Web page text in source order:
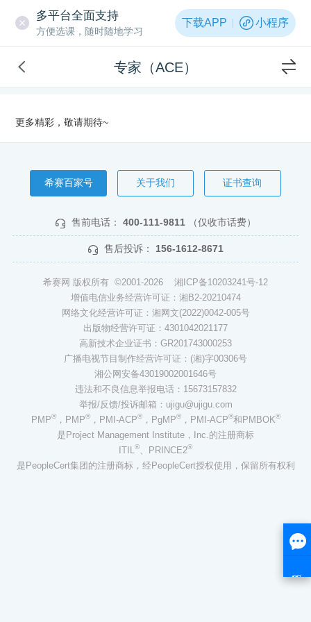
多平台全面支持
方便选课，随时随地学习
下载APP 小程序
专家（ACE）
更多精彩，敬请期待~
希赛百家号 关于我们 证书查询
售前电话： 400-111-9811 （仅收市话费）
售后投诉： 156-1612-8671
希赛网 版权所有 ©2001-2026 湘ICP备10203241号-12
增值电信业务经营许可证：湘B2-20210474
网络文化经营许可证：湘网文(2022)0042-005号
出版物经营许可证：4301042021177
高新技术企业证书：GR201743000253
广播电视节目制作经营许可证：(湘)字00306号
湘公网安备43019002001646号
违法和不良信息举报电话：15673157832
举报/反馈/投诉邮箱：ujigu@ujigu.com
PMP®，PMP®，PMI-ACP®，PgMP®，PMI-ACP®和PMBOK®
是Project Management Institute，Inc.的注册商标
ITIL®、PRINCE2®
是PeopleCert集团的注册商标，经PeopleCert授权使用，保留所有权利